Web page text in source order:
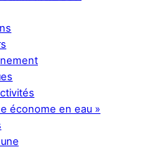
économe en eau »